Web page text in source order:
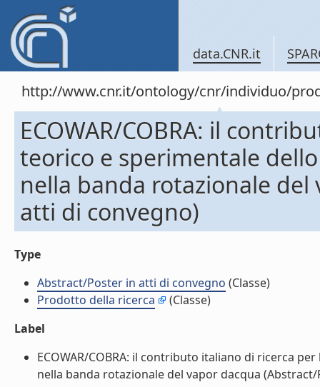
data.CNR.it
http://www.cnr.it/ontology/cnr/individuo/
ECOWAR/COBRA: il
teorico e sperimentale
nella banda rotazionale del
atti di convegno)
Type
Abstract/Poster in atti di convegno (Classe)
Prodotto della ricerca
(Classe)
Label
ECOWAR/COBRA: il contributo italiano di ricerca
nella banda rotazionale del vapor dacqua